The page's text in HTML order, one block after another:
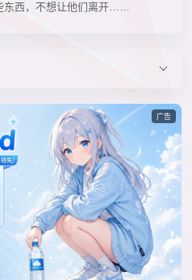
东西，不想让他们离开……
广告